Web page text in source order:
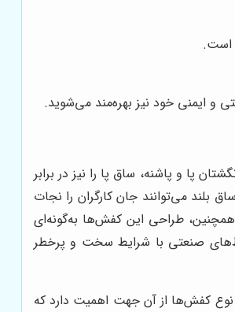
است.
و ایمنی خود نیز بهره‌مند می‌شوید.
پا و پاشنه، ساق پا را نیز در برابر
می‌توانند جان کارگران را نجات
همچنین، طراحی این کفش‌ها به‌گونه‌ای
صنعتی با شرایط سخت و پرخطر
نوع کفش‌ها از آن جهت اهمیت دارد که